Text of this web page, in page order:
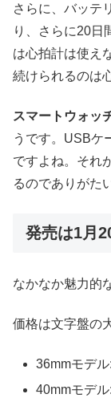
さらに、バッテ
り、さらに20日
は心拍計は使え
続けられるのは
スマートウォッ
うです。USBケ
ですよね。それ
るのでありがた
発売は1月
なかなか魅力的
価格は文字盤の
36mmモデ
40mmモデ